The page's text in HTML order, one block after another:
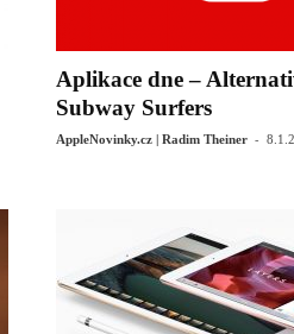
Aplikace dne –
Subway Surfers
AppleNovinky.cz | Radim Theiner -